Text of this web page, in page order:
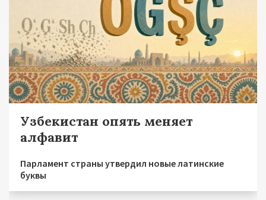
Узбекистан опять меняет
алфавит
Парламент страны утвердил новые латинские
буквы